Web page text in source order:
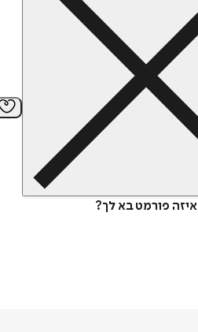
איזה פורמט בא לך?